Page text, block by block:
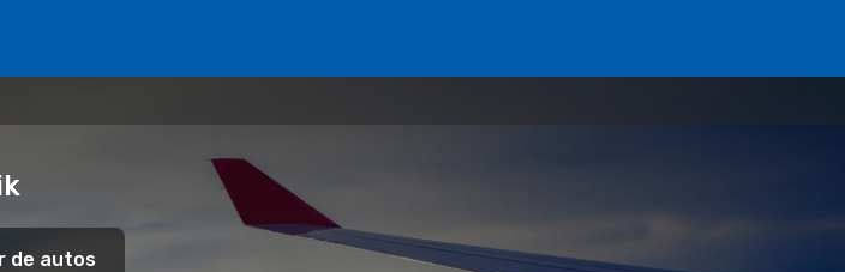
de autos